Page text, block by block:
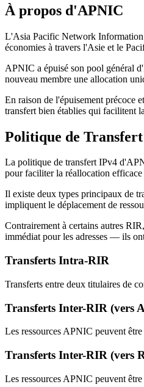
À propos d'APNIC
L'Asia Pacific Network Information
économies à travers l'Asie et le
APNIC a épuisé son pool général
nouveau membre une allocation
En raison de l'épuisement précoce
transfert bien établies qui facilitent
Politique de
La politique de transfert IPv4
pour faciliter la réallocation
Il existe deux types principaux de
impliquent le déplacement de
Contrairement à certains autres
immédiat pour les adresses — ils
Transferts Intra-RIR
Transferts entre deux titulaires de
Transferts Inter-RIR (vers
Les ressources APNIC peuvent
Transferts Inter-RIR (vers
Les ressources APNIC peuvent